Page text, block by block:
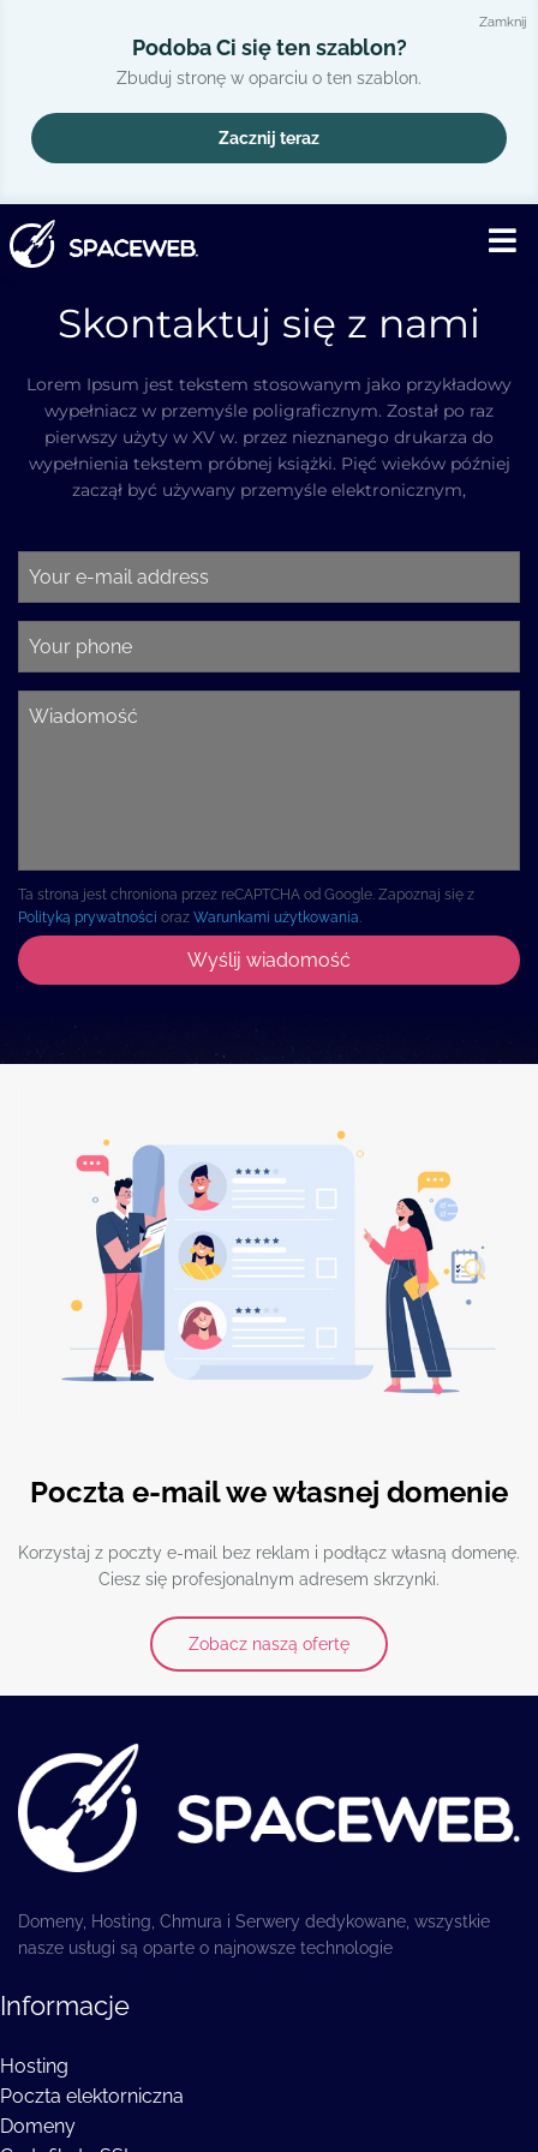
Zamknij
Podoba Ci się ten szablon?
Zbuduj stronę w oparciu o ten szablon.
Zacznij teraz
Skontaktuj się z nami
Lorem Ipsum jest tekstem stosowanym jako przykładowy
wypełniacz w przemyśle poligraficznym. Został po raz
pierwszy użyty w XV w. przez nieznanego drukarza do
wypełnienia tekstem próbnej książki. Pięć wieków później
zaczął być używany przemyśle elektronicznym,
Ta strona jest chroniona przez reCAPTCHA od Google. Zapoznaj się z
Polityką prywatności oraz Warunkami użytkowania.
Poczta e-mail we własnej domenie
Korzystaj z poczty e-mail bez reklam i podłącz własną domenę.
Ciesz się profesjonalnym adresem skrzynki.
Zobacz naszą ofertę
Domeny, Hosting, Chmura i Serwery dedykowane, wszystkie
nasze usługi są oparte o najnowsze technologie
Informacje
Hosting
Poczta elektorniczna
Domeny